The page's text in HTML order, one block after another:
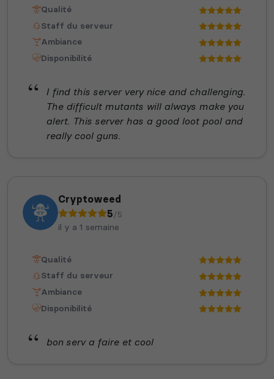
Qualité
Staff du serveur
Ambiance
Disponibilité
I find this server very nice and challenging.
The difficult mutants will always make you
alert. This server has a good loot pool and
really cool guns.
Cryptoweed
5/5
il y a 1 semaine
Qualité
Staff du serveur
Ambiance
Disponibilité
bon serv a faire et cool